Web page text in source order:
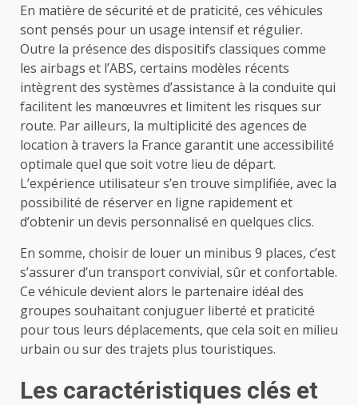
En matière de sécurité et de praticité, ces véhicules
sont pensés pour un usage intensif et régulier.
Outre la présence des dispositifs classiques comme
les airbags et l’ABS, certains modèles récents
intègrent des systèmes d’assistance à la conduite qui
facilitent les manœuvres et limitent les risques sur
route. Par ailleurs, la multiplicité des agences de
location à travers la France garantit une accessibilité
optimale quel que soit votre lieu de départ.
L’expérience utilisateur s’en trouve simplifiée, avec la
possibilité de réserver en ligne rapidement et
d’obtenir un devis personnalisé en quelques clics.
En somme, choisir de louer un minibus 9 places, c’est
s’assurer d’un transport convivial, sûr et confortable.
Ce véhicule devient alors le partenaire idéal des
groupes souhaitant conjuguer liberté et praticité
pour tous leurs déplacements, que cela soit en milieu
urbain ou sur des trajets plus touristiques.
Les caractéristiques clés et